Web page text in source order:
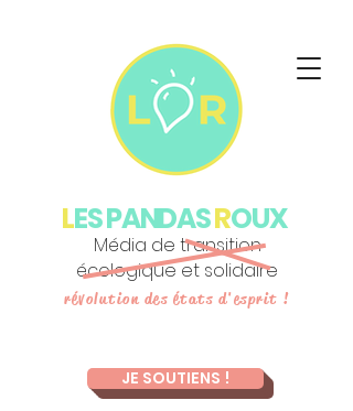
LES PANDASROUX
JE SOUTIENS !
Média de transition
écologique et solidaire
révolution des états d'esprit !